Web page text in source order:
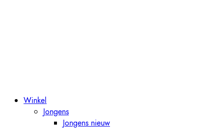
Winkel
Jongens
Jongens nieuw